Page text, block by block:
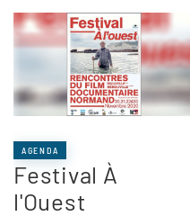
AGENDA
Festival À
l'Ouest